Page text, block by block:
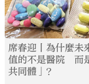
席春迎丨為什麼未
值的不是醫院 而
共同體」？